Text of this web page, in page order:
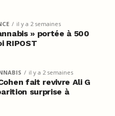
il y a 2 semaines
» portée à 500
RIPOST
il y a 2 semaines
fait revivre Ali G
surprise à